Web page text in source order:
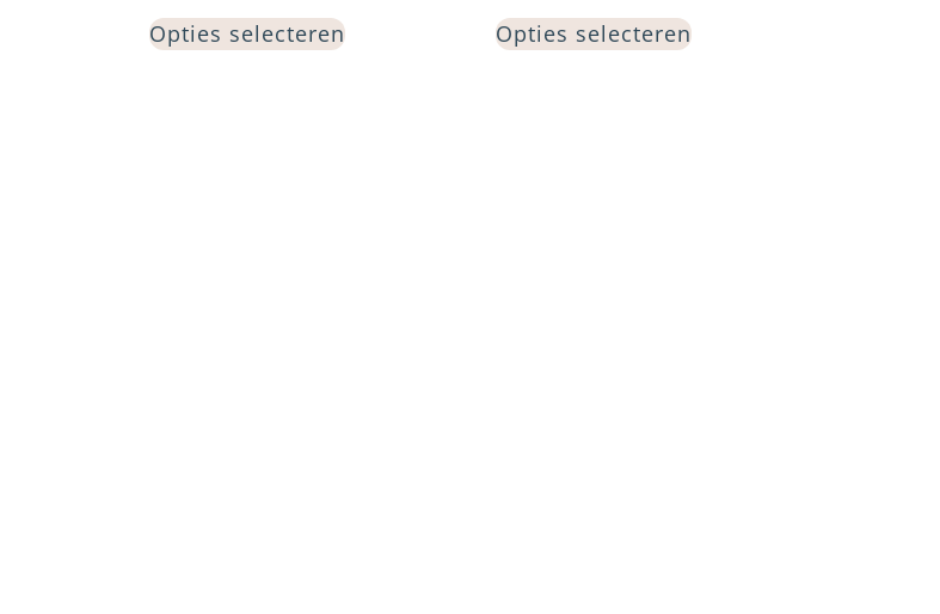
Opties selecteren Opties selecteren